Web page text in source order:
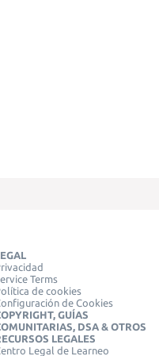
Terms
de cookies
de Cookies
GUÍAS
DSA & OTROS
LEGALES
Legal de Learneo